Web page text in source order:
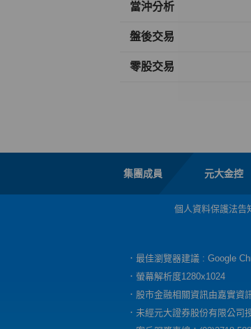
當沖分析
盤後交易
零股交易
集團成員 元大金控
個人資料保護法告
．最佳瀏覽器建議 : Google
．螢幕解析度1280x1024
．股市金融相關資訊由嘉實
．未經元大證券股份有限公